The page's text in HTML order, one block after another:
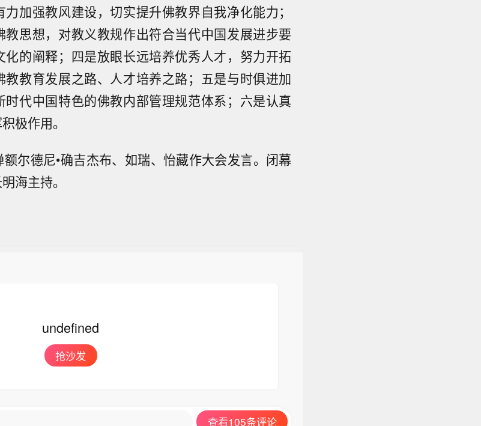
加强教风建设，切实提升佛教界自我净化能力；
教思想，对教义教规作出符合当代中国发展进步要
化的阐释；四是放眼长远培养优秀人才，努力开拓
教育发展之路、人才培养之路；五是与时俱进加
代中国特色的佛教内部管理规范体系；六是认真
极作用。
尔德尼•确吉杰布、如瑞、怡藏作大会发言。闭幕
海主持。
undefined
抢沙发
查看105条评论